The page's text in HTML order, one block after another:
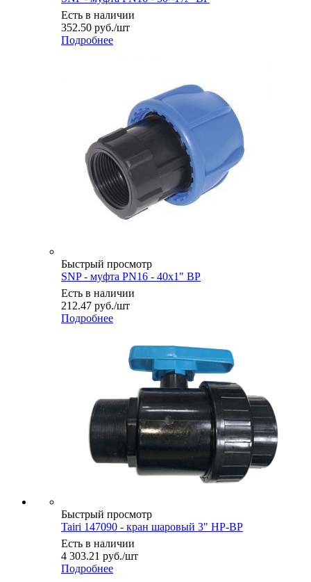
Есть в наличии
352.50 руб./шт
Подробнее
Быстрый просмотр
SNP - муфта PN16 - 40x1" ВР
Есть в наличии
212.47 руб./шт
Подробнее
Быстрый просмотр
Tairi 147090 - кран шаровый 3" НР-ВР
Есть в наличии
4 303.21 руб./шт
Подробнее